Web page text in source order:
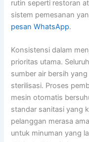
rutin seperti restoran
sistem pemesanan
pesan WhatsApp.
Konsistensi dalam
prioritas utama.
sumber air bersih
sterilisasi. Proses
mesin otomatis
standar sanitasi yang
pelanggan merasa
untuk minuman yang